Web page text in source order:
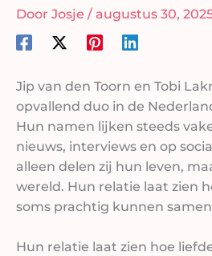
Door Josje / augustus 30,
Jip van den Toorn en Tobi
opvallend duo in de
Hun namen lijken steeds
nieuws, interviews en op
alleen delen zij hun leven,
wereld. Hun relatie laat zien
soms prachtig kunnen
Hun relatie laat zien hoe